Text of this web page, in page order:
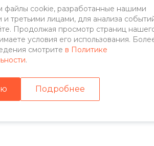
файлы cookie, разработанные нашими
и третьими лицами, для анализа
Продолжая просмотр страниц
условия его использования.
смотрите в Политике
.
Подробнее